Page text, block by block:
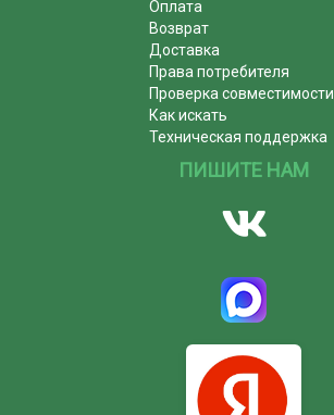
Оплата
Возврат
Доставка
Права потребителя
Проверка совместимости
Как искать
Техническая поддержка
ПИШИТЕ НАМ